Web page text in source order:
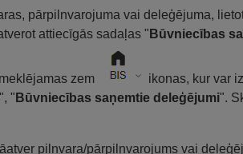
pārpilnvarojuma vai deleģējuma,
attiecīgās sadaļas " Būvniecības
zem ikonas, kur var
", " Būvniecības saņemtie deleģējumi".
pilnvara/pārpilnvarojums vai